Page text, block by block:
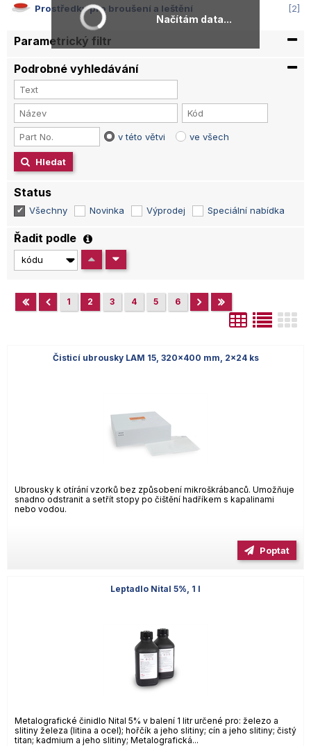
Prostředky pro broušení a leštění 2
Parametrický filtr
Podrobné vyhledávání
v této větvi ve všech
Hledat
Status
Všechny Novinka Výprodej Speciální nabídka
Řadit podle
1 2 3 4 5 6
Čisticí ubrousky LAM 15, 320×400 mm, 2×24 ks
Ubrousky k otírání vzorků bez způsobení mikroškrábanců. Umožňuje
snadno odstranit a setřít stopy po čištění hadříkem s kapalinami
nebo vodou.
Poptat
Leptadlo Nital 5%, 1 l
Metalografické činidlo Nital 5% v balení 1 litr určené pro: železo a
slitiny železa (litina a ocel); hořčík a jeho slitiny; cín a jeho slitiny; čistý
titan; kadmium a jeho slitiny; Metalografická...
Načítám data...